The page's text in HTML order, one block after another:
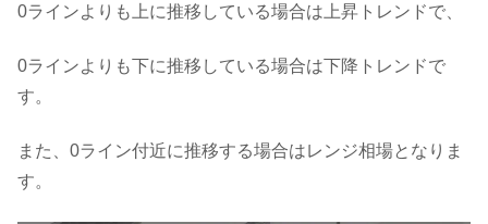
0ラインよりも上に推移している場合は上昇トレンドで、
0ラインよりも下に推移している場合は下降トレンドで
す。
また、0ライン付近に推移する場合はレンジ相場となりま
す。